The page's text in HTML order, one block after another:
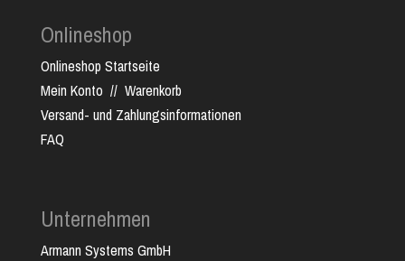
Onlineshop
Onlineshop Startseite
Mein Konto // Warenkorb
Versand- und Zahlungsinformationen
FAQ
Unternehmen
Armann Systems GmbH